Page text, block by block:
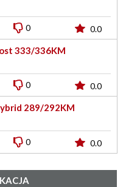
0 0.0
333/336KM
0 0.0
289/292KM
0 0.0